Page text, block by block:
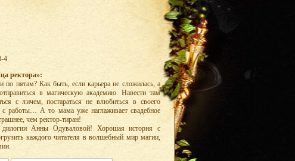
4
ректора»:
по пятам? Как быть, если карьера не сложилась, а
в магическую академию. Навести там
с личем, постараться не влюбиться в своего
с работы… А то мама уже наглаживает свадебное
чем ректор-тиран!
дилогии Анны Одуваловой! Хорошая история с
каждого читателя в волшебный мир магии,